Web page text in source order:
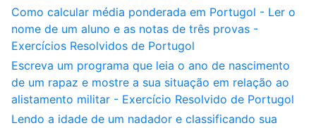
Como calcular média ponderada em Portugol - Ler o
nome de um aluno e as notas de três provas -
Exercícios Resolvidos de Portugol
Escreva um programa que leia o ano de nascimento
de um rapaz e mostre a sua situação em relação ao
alistamento militar - Exercício Resolvido de Portugol
Lendo a idade de um nadador e classificando sua